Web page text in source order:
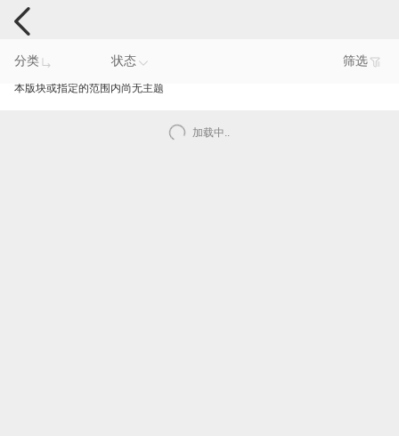
智能产品反馈
分类 状态 筛选
本版块或指定的范围内尚无主题
加载中..